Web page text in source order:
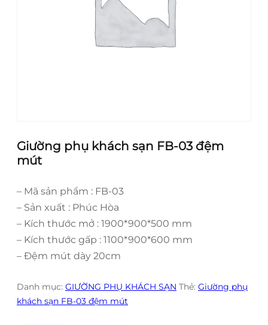
Giường phụ khách sạn FB-03 đệm
mút
– Mã sản phẩm : FB-03
– Sản xuất : Phúc Hòa
– Kích thước mở : 1900*900*500 mm
– Kích thước gấp : 1100*900*600 mm
– Đệm mút dày 20cm
Danh mục: GIƯỜNG PHỤ KHÁCH SẠN Thẻ: Giường phụ
khách sạn FB-03 đệm mút